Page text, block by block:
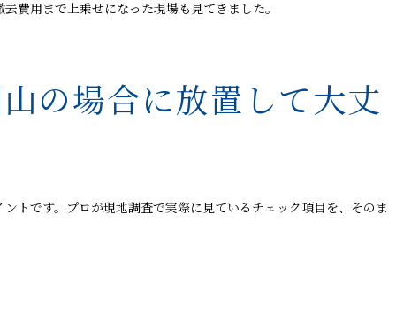
費用まで上乗せになった現場も見てきました。
の場合に放置して大丈
トです。プロが現地調査で実際に見ているチェック項目を、そのま